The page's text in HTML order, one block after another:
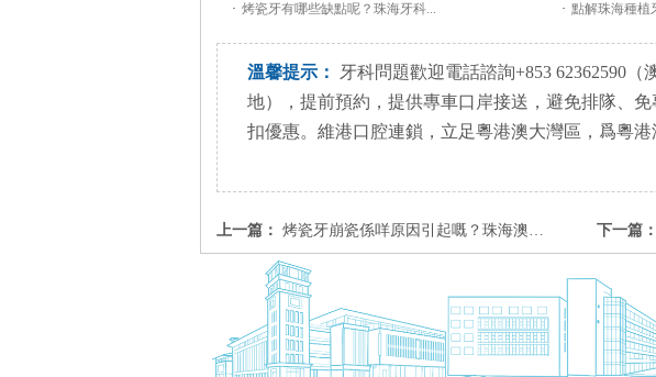
· 烤瓷牙有哪些缺點呢？珠海牙科... · 點解珠海種植
溫馨提示：
牙科問題歡迎電話諮詢+853 62362590（
地），提前預約，提供專車口岸接送，避免排隊、
扣優惠。維港口腔連鎖，立足粵港澳大灣區，爲粵港
上一篇： 烤瓷牙崩瓷係咩原因引起嘅？珠海澳門邊度做瓷牙套好？ 下一篇：